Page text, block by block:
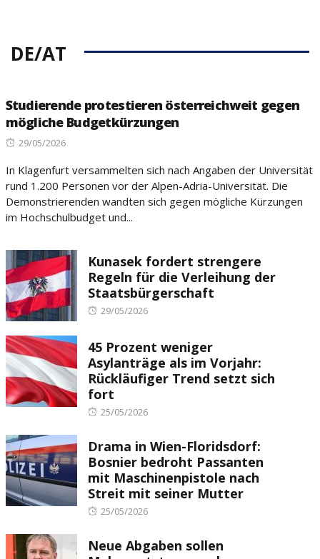
DE/AT
Studierende protestieren österreichweit gegen
mögliche Budgetkürzungen
Posted
29/05/2026
In Klagenfurt versammelten sich nach Angaben der Universität
rund 1.200 Personen vor der Alpen-Adria-Universität. Die
Demonstrierenden wandten sich gegen mögliche Kürzungen
im Hochschulbudget und...
Kunasek fordert strengere
Regeln für die Verleihung der
Staatsbürgerschaft
Posted
29/05/2026
45 Prozent weniger
Asylanträge als im Vorjahr:
Rückläufiger Trend setzt sich
fort
Posted
25/05/2026
Drama in Wien-Floridsdorf:
Bosnier bedroht Passanten
mit Maschinenpistole nach
Streit mit seiner Mutter
Posted
25/05/2026
Neue Abgaben sollen